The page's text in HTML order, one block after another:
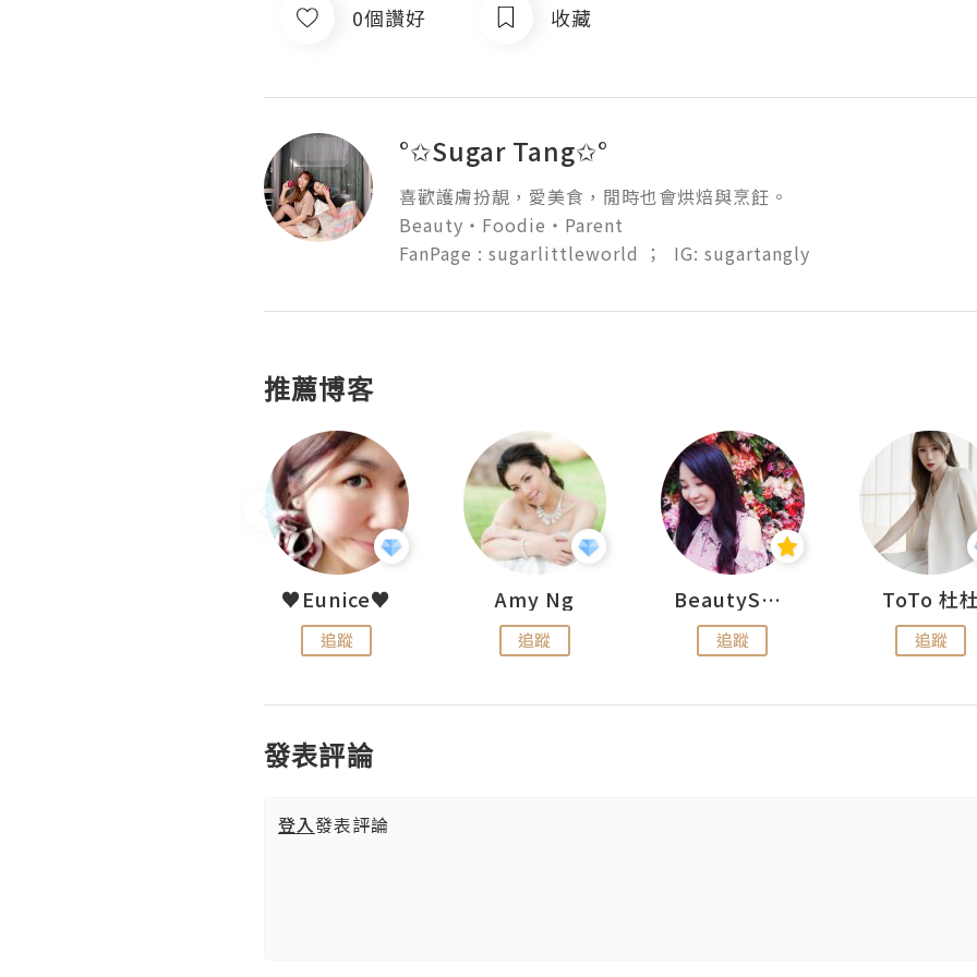
0個讚好 收藏
°✩Sugar Tang✩°
喜歡護膚扮靚，愛美食，閒時也會烘焙與烹飪。
Beauty‧Foodie‧Parent
FanPage : sugarlittleworld ；  IG: sugartangly
推薦博客
♥Eunice♥
追蹤
Amy Ng
追蹤
BeautySearch
追蹤
ToTo 杜
追蹤
發表評論
登入發表評論